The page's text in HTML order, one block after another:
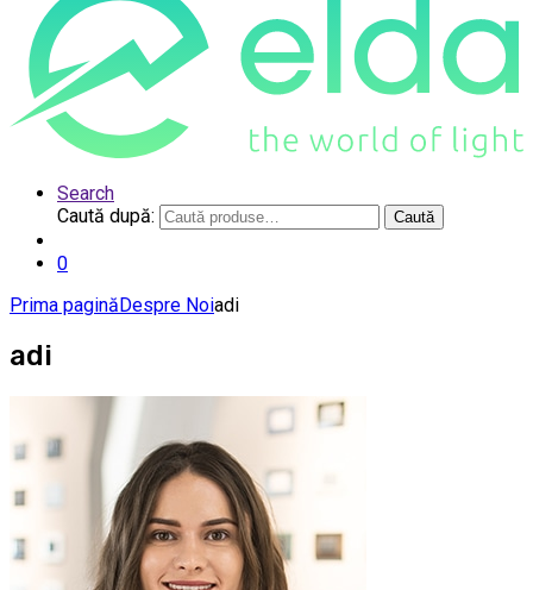
Search
Caută după:
Caută
0
Prima paginăDespre Noiadi
adi